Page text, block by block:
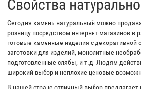
Свойства
Сегодня камень натуральный можно
розницу посредством интернет-магазинов в
готовые каменные изделия с декоративной
заготовки для изделий, монолитные
подготовленные слябы, и т.д. Людям
широкий выбор и неплохие ценовые
В нашей стране отличный выбор